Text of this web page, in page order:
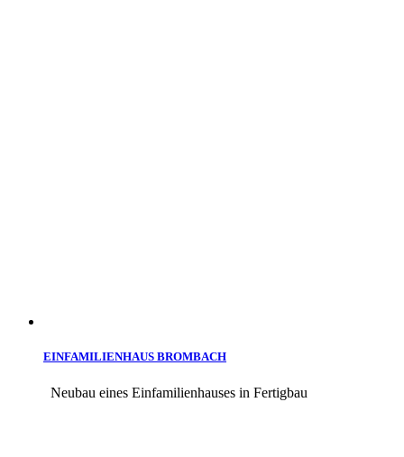
EINFAMILIENHAUS BROMBACH
Neubau eines Einfamilienhauses in Fertigbau